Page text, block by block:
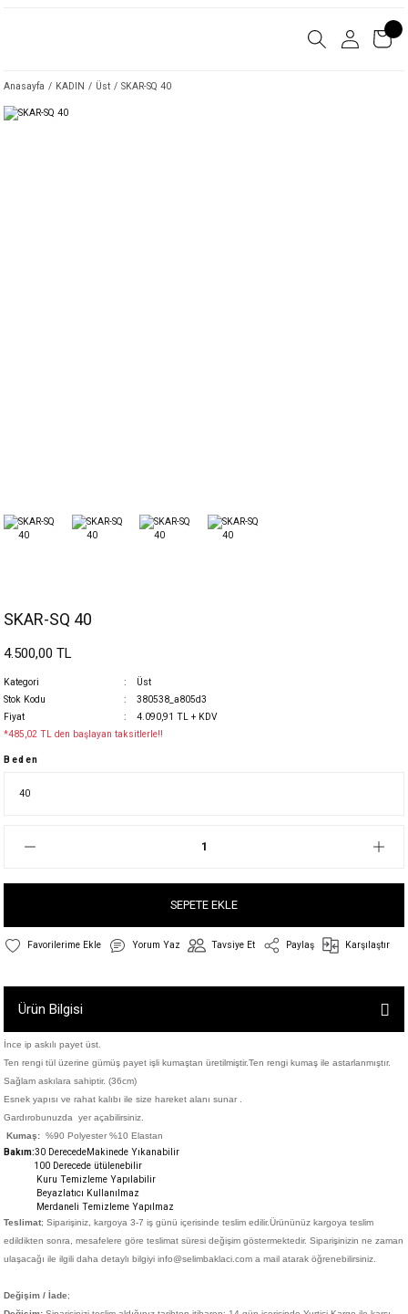
Anasayfa KADIN Üst SKAR-SQ 40
SKAR-SQ 40
4.500,00 TL
Kategori
Üst
Stok Kodu
380538_a805d3
Fiyat
4.090,91 TL + KDV
*485,02 TL den başlayan taksitlerle!!
Beden
SEPETE EKLE
Yorum Yaz Tavsiye Et Paylaş Karşılaştır
Ürün Bilgisi
İnce ip askılı payet üst.
Ten rengi tül üzerine gümüş payet işli kumaştan üretilmiştir.Ten rengi kumaş ile astarlanmıştır.
Sağlam askılara sahiptir. (36cm)
Esnek yapısı ve rahat kalıbı ile size hareket alanı sunar .
Gardırobunuzda yer açabilirsiniz.
Kumaş: %90 Polyester %10 Elastan
Bakım:30 DerecedeMakinede Yıkanabilir
100 Derecede ütülenebilir
Kuru Temizleme Yapılabilir
Beyazlatıcı Kullanılmaz
Merdaneli Temizleme Yapılmaz
Teslimat; Siparişiniz, kargoya 3-7 iş günü içerisinde teslim edilir.Ürününüz kargoya teslim
edildikten sonra, mesafelere göre teslimat süresi değişim göstermektedir. Siparişinizin ne zaman
ulaşacağı ile ilgili daha detaylı bilgiyi info@selimbaklaci.com a mail atarak öğrenebilirsiniz.
Değişim / İade;